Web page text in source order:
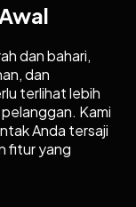
dan bahari,
dan
terlihat lebih
Kami
Anda tersaji
fitur yang